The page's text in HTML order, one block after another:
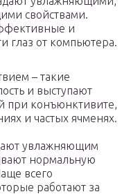
свойствами.
и
глаз от компьютера.
– такие
и выступают
при конъюнктивите,
и частых ячменях.
увлажняющим
нормальную
всего
работают за